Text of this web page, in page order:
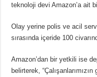
teknoloji devi Amazon’a ait
Olay yerine polis ve acil
sırasında içeride 100
Amazon’dan bir yetkili ise
belirterek,